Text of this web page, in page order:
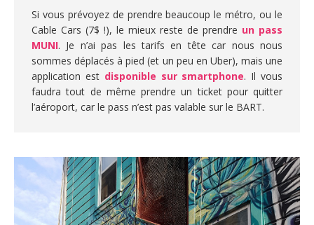
Si vous prévoyez de prendre beaucoup le métro, ou le
Cable Cars (7$ !), le mieux reste de prendre un pass
MUNI. Je n’ai pas les tarifs en tête car nous nous
sommes déplacés à pied (et un peu en Uber), mais une
application est disponible sur smartphone. Il vous
faudra tout de même prendre un ticket pour quitter
l’aéroport, car le pass n’est pas valable sur le BART.